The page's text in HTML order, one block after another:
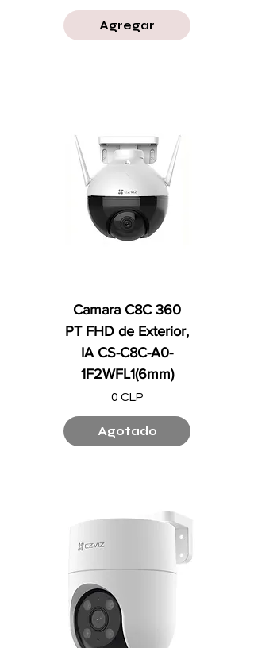
Agregar
Camara C8C 360
PT FHD de Exterior,
IA CS-C8C-A0-
1F2WFL1(6mm)
Precio
0 CLP
Agotado